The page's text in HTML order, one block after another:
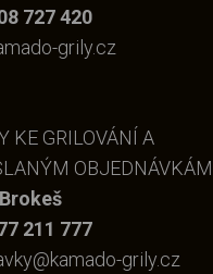
727 420
grily.cz
KE GRILOVÁNÍ A
OBJEDNÁVKÁM
211 777
grily.cz